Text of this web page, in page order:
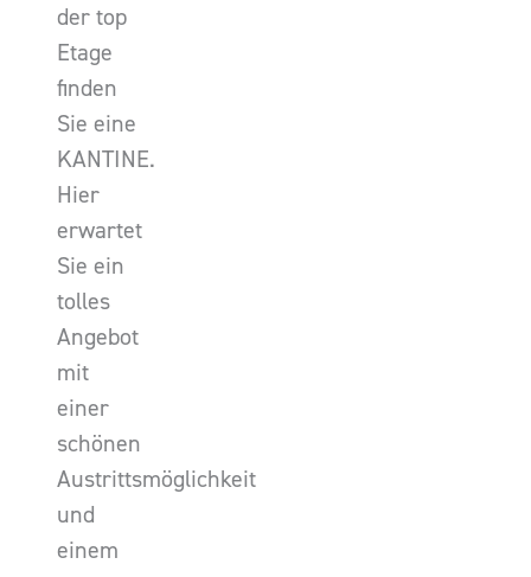
der top
Etage
finden
Sie eine
KANTINE.
Hier
erwartet
Sie ein
tolles
Angebot
mit
einer
schönen
Austrittsmöglichkeit
und
einem